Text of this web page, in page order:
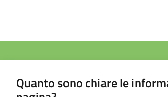
Quanto sono chiare le